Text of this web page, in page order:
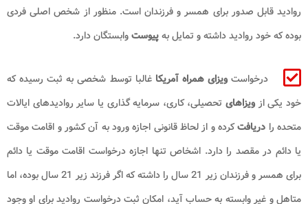
روادید قابل صدور برای همسر و فرزندان است. منظور از شخص اصلی فردی
بوده که خود روادید داشته و تمایل بهپیوستوابستگان دارد.
درخواستویزای همراه آمریکا غالبا توسط شخصی به ثبت رسیده که
خود یکی از ویزاهای تحصیلی، کاری، سرمایه گذاری یا سایر روادیدهای ایالات
متحده را دریافتکرده و از لحاظ قانونی اجازه ورود به آن کشور و اقامت موقت
یا دائم در مقصد را دارد. اشخاص تنها اجازه درخواست اقامت موقت یا دائم
برای همسر و فرزندان زیر 21 سال را داشته که اگر فرزند زیر 21 سال بوده، اما
متاهل و غیر وابسته به حساب آید، امکان ثبت درخواست روادید برای او وجود